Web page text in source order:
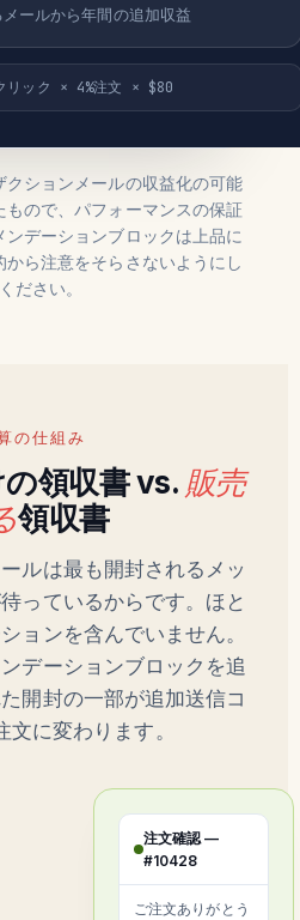
ールから年間の追加収益
リック × 4%注文 × $80
ションメールの収益化の可能
ので、パフォーマンスの保証
デーションブロックは上品に
ら注意をそらさないようにし
ださい。
の仕組み
領収書 vs. 販売
領収書
ルは最も開封されるメッ
っているからです。ほと
ョンを含んでいません。
デーションブロックを追
開封の一部が追加送信コ
文に変わります。
注文確認 —
#10428
ご注文ありがとう